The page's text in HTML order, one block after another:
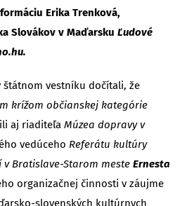
Erika Trenková,
Slovákov v Maďarsku Ľudové
štátnom vestníku dočítali, že
krížom občianskej kategórie
aj riaditeľa Múzea dopravy v
vedúceho Referátu kultúry
Bratislave-Starom meste Ernesta
organizačnej činnosti v záujme
slovenských kultúrnych